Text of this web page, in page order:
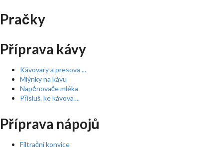
Pračky
Příprava kávy
Kávovary a presova ...
Mlýnky na kávu
Napěnovače mléka
Přísluš. ke kávova ...
Příprava nápojů
Filtrační konvice